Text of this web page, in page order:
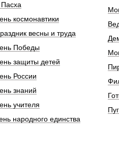
космонавтики
весны и труда
Победы
защиты детей
России
знаний
учителя
народного единства